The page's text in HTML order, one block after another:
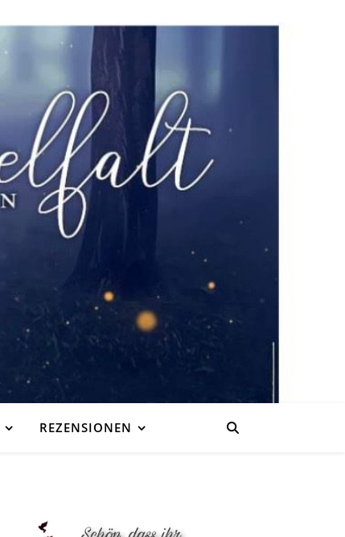
REZENSIONEN